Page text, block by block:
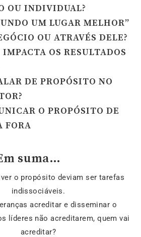
OU INDIVIDUAL?
UM LUGAR MELHOR”
OU ATRAVÉS DELE?
OS RESULTADOS
DE PROPÓSITO NO
O PROPÓSITO DE
FORA
suma…
o propósito deviam ser tarefas
indissociáveis.
acreditar e disseminar o
líderes não acreditarem, quem vai
acreditar?